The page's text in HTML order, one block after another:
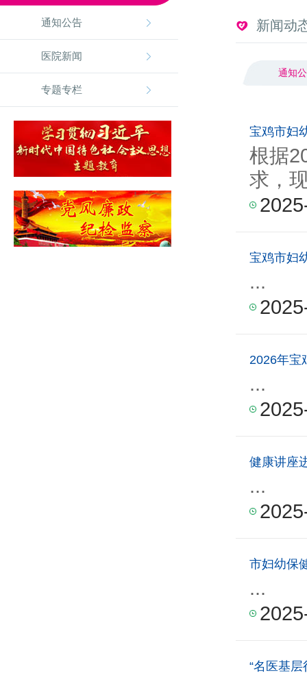
通知公告
医院新闻
专题专栏
新闻动
通知
宝鸡市妇
根据
求，
宝鸡市妇
...
2026年宝
...
健康讲座
...
市妇幼保
...
“名医基